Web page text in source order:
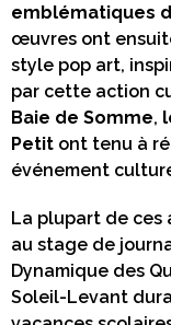
emblématiques
œuvres ont
style pop art,
par cette action
Baie de Somme,
Petit ont tenu à
événement
La plupart de ces
au stage de
Dynamique des
Soleil-Levant